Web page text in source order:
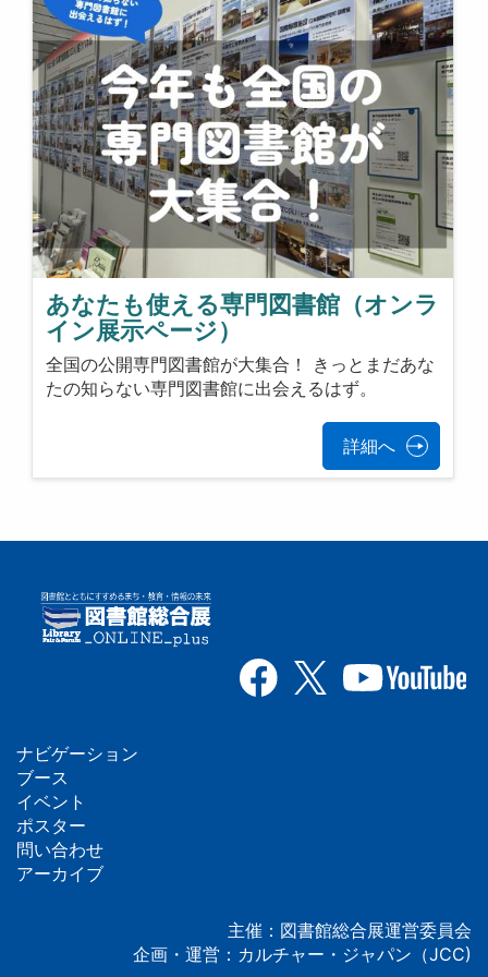
あなたも使える専門図書館（オンラ
イン展示ページ）
全国の公開専門図書館が大集合！ きっとまだあな
たの知らない専門図書館に出会えるはず。
詳細へ
フ
ッ
タ
ナビゲーション
ブース
イベント
ポスター
問い合わせ
アーカイブ
主催：図書館総合展運営委員会
企画・運営：カルチャー・ジャパン（JCC)